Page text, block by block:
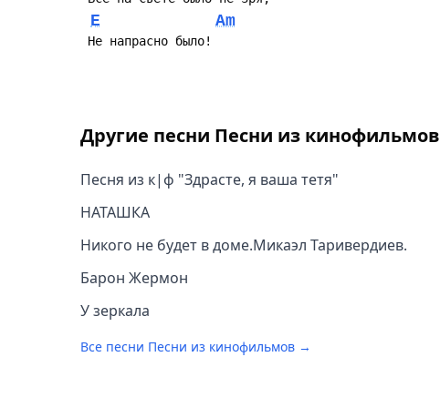
E Am
Hе напрасно было!
Другие песни Песни из кинофильмов
Песня из к|ф "Здрасте, я ваша тетя"
НАТАШКА
Никого не будет в доме.Микаэл Таривердиев.
Барон Жермон
У зеркала
Все песни Песни из кинофильмов →